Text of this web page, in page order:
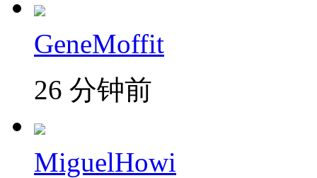
GeneMoffit
26 分钟前
MiguelHowi